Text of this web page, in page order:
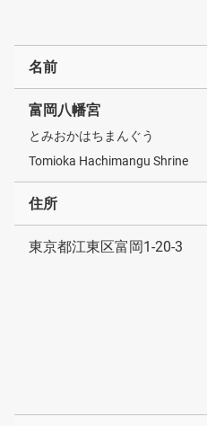
名前
富岡八幡宮
とみおかはちまんぐう
Tomioka Hachimangu Shrine
住所
東京都江東区富岡1-20-3